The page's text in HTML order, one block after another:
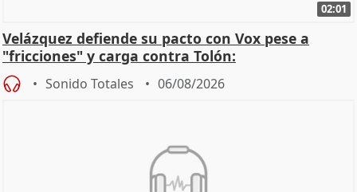
02:01
Velázquez defiende su pacto con Vox pese a
"fricciones" y carga contra Tolón:
Sonido Totales 06/08/2026